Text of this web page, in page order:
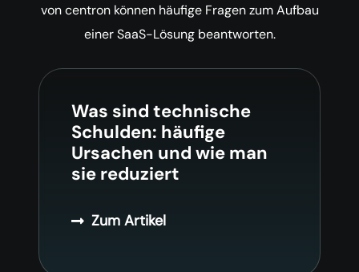
von centron können häufige Fragen zum Aufbau
einer SaaS-Lösung beantworten.
Was sind technische
Schulden: häufige
Ursachen und wie man
sie reduziert
Zum Artikel